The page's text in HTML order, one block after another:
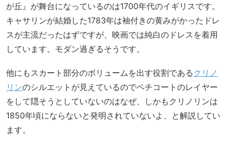
が丘』が舞台になっているのは1700年代のイギリスです。
キャサリンが結婚した1783年は袖付きの黄みがかったドレ
スが主流だったはずですが、映画では純白のドレスを着用
しています。モダン過ぎるそうです。
他にもスカート部分のボリュームを出す役割である クリノ
リンのシルエットが見えているのでペチコートのレイヤー
をして隠そうとしていないのはなぜ、しかもクリノリンは
1850年頃にならないと発明されていないよ、と解説してい
ます。